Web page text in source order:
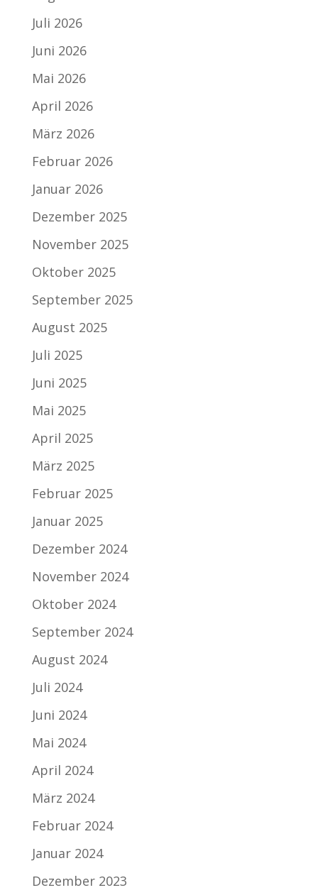
Juli 2026
Juni 2026
Mai 2026
April 2026
März 2026
Februar 2026
Januar 2026
Dezember 2025
November 2025
Oktober 2025
September 2025
August 2025
Juli 2025
Juni 2025
Mai 2025
April 2025
März 2025
Februar 2025
Januar 2025
Dezember 2024
November 2024
Oktober 2024
September 2024
August 2024
Juli 2024
Juni 2024
Mai 2024
April 2024
März 2024
Februar 2024
Januar 2024
Dezember 2023